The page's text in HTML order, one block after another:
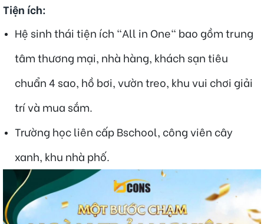
Tiện ích:
Hệ sinh thái tiện ích "All in One" bao gồm trung
tâm thương mại, nhà hàng, khách sạn tiêu
chuẩn 4 sao, hồ bơi, vườn treo, khu vui chơi giải
trí và mua sắm.
Trường học liên cấp Bschool, công viên cây
xanh, khu nhà phố.